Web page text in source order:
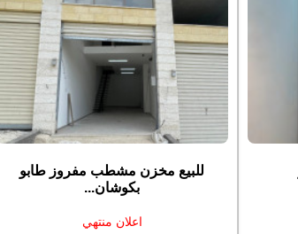
للبيع مخزن مشطب مفروز طابو
بكوشان...
اعلان منتهي